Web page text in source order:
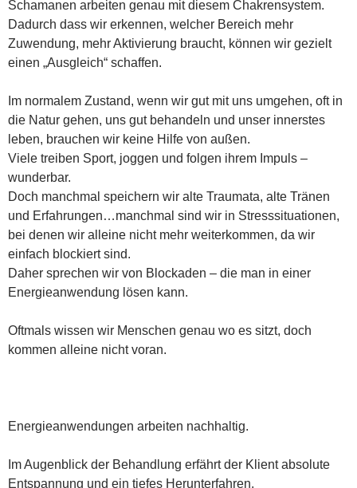
Schamanen arbeiten genau mit diesem Chakrensystem.
Dadurch dass wir erkennen, welcher Bereich mehr
Zuwendung, mehr Aktivierung braucht, können wir gezielt
einen „Ausgleich“ schaffen.
Im normalem Zustand, wenn wir gut mit uns umgehen, oft in
die Natur gehen, uns gut behandeln und unser innerstes
leben, brauchen wir keine Hilfe von außen.
Viele treiben Sport, joggen und folgen ihrem Impuls –
wunderbar.
Doch manchmal speichern wir alte Traumata, alte Tränen
und Erfahrungen…manchmal sind wir in Stresssituationen,
bei denen wir alleine nicht mehr weiterkommen, da wir
einfach blockiert sind.
Daher sprechen wir von Blockaden – die man in einer
Energieanwendung lösen kann.
Oftmals wissen wir Menschen genau wo es sitzt, doch
kommen alleine nicht voran.
Energieanwendungen arbeiten nachhaltig.
Im Augenblick der Behandlung erfährt der Klient absolute
Entspannung und ein tiefes Herunterfahren.